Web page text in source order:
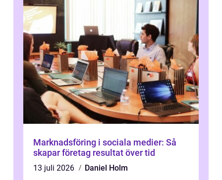
Marknadsföring i sociala medier: Så
skapar företag resultat över tid
13 juli 2026
Daniel Holm